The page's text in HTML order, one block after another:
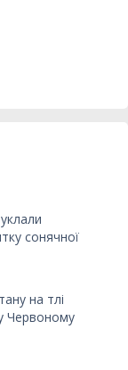
сонячної
на тлі
Червоному